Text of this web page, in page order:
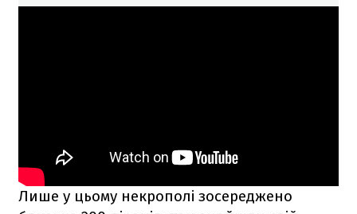
Лише у цьому некрополі зосереджено